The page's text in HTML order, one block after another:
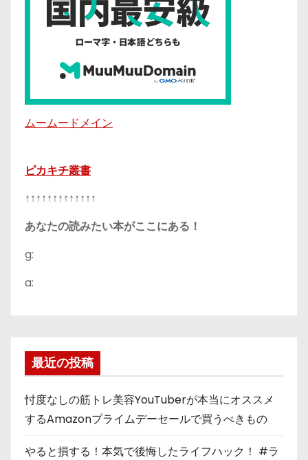
ムームードメイン
ピカキチ叢書
↑↑↑↑↑↑↑↑↑↑↑↑↑
あなたの読みたい本がここにある！
g:
a:
最近の投稿
忖度なしの筋トレ美容YouTuberが本当にオススメ
するAmazonプライムデーセールで買うべきもの
やると損する！本気で後悔したライフハック！ #ラ